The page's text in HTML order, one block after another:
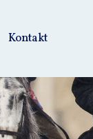
Kontakt